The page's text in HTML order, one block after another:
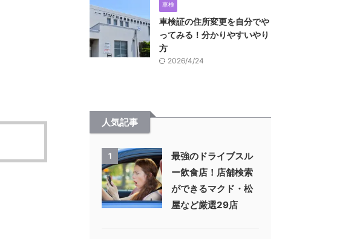
車検
車検証の住所変更を自分でや
ってみる！分かりやすいやり
方
2026/4/24
人気記事
1
最強のドライブスル
ー飲食店！店舗検索
ができるマクド・松
屋など厳選29店